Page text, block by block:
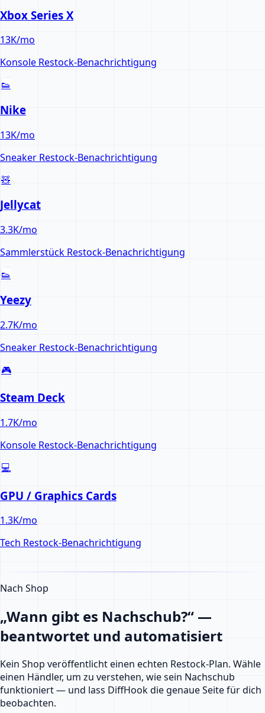
Xbox Series X
13K/mo
Konsole Restock-Benachrichtigung
👟
Nike
13K/mo
Sneaker Restock-Benachrichtigung
🧸
Jellycat
3.3K/mo
Sammlerstück Restock-Benachrichtigung
👟
Yeezy
2.7K/mo
Sneaker Restock-Benachrichtigung
🎮
Steam Deck
1.7K/mo
Konsole Restock-Benachrichtigung
💻
GPU / Graphics Cards
1.3K/mo
Tech Restock-Benachrichtigung
Nach Shop
„Wann gibt es Nachschub?“ —
beantwortet und automatisiert
Kein Shop veröffentlicht einen echten Restock-Plan. Wähle
einen Händler, um zu verstehen, wie sein Nachschub
funktioniert — und lass DiffHook die genaue Seite für dich
beobachten.